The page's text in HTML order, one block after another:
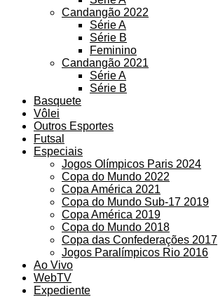
Candangão 2022
Série A
Série B
Feminino
Candangão 2021
Série A
Série B
Basquete
Vôlei
Outros Esportes
Futsal
Especiais
Jogos Olímpicos Paris 2024
Copa do Mundo 2022
Copa América 2021
Copa do Mundo Sub-17 2019
Copa América 2019
Copa do Mundo 2018
Copa das Confederações 2017
Jogos Paralímpicos Rio 2016
Ao Vivo
WebTV
Expediente